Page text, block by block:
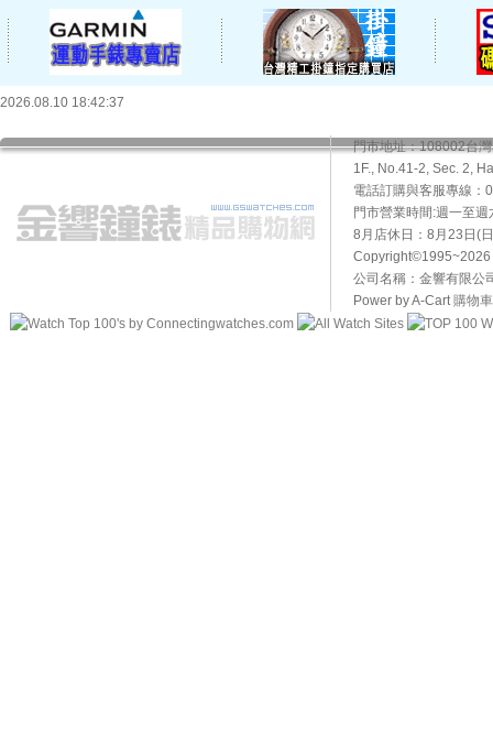
2026.08.10 18:42:37
門市地址：108002台
1F., No.41-2, Sec. 2,
電話訂購與客服專線
門市營業時間:週一至
8月店休日：8月23日(
Copyright©1995~2026
公司名稱：金響有限公
Power by A-Cart購物車